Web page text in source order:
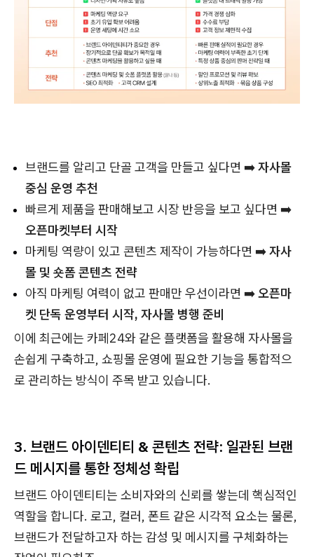
브랜드를 알리고 단골 고객을 만들고 싶다면 ➡️자사몰
중심 운영 추천
빠르게 제품을 판매해보고 시장 반응을 보고 싶다면 ➡️
오픈마켓부터 시작
마케팅 역량이 있고 콘텐츠 제작이 가능하다면 ➡️자사
몰 및 숏폼 콘텐츠 전략
아직 마케팅 여력이 없고 판매만 우선이라면 ➡️오픈마
켓 단독 운영부터 시작, 자사몰 병행 준비
이에 최근에는 카페24와 같은 플랫폼을 활용해 자사몰을
손쉽게 구축하고, 쇼핑몰 운영에 필요한 기능을 통합적으
로 관리하는 방식이 주목 받고 있습니다.
3. 브랜드 아이덴티티 & 콘텐츠 전략: 일관된 브랜
드 메시지를 통한 정체성 확립​
브랜드 아이덴티티는 소비자와의 신뢰를 쌓는데 핵심적인
역할을 합니다. 로고, 컬러, 폰트 같은 시각적 요소는 물론,
브랜드가 전달하고자 하는 감성 및 메시지를 구체화하는